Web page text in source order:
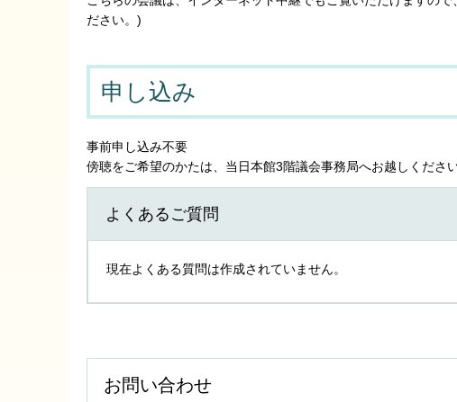
ださい。)
申し込み
事前申し込み不要
傍聴をご希望のかたは、当日本館3階議会事務局へお越しください
よくあるご質問
現在よくある質問は作成されていません。
お問い合わせ